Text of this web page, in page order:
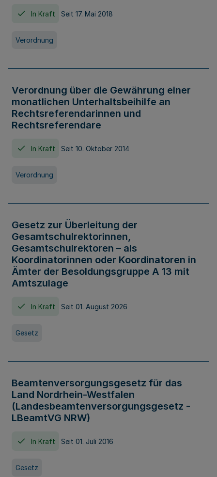
In Kraft Seit 17. Mai 2018
Verordnung
Verordnung über die Gewährung einer
monatlichen Unterhaltsbeihilfe an
Rechtsreferendarinnen und
Rechtsreferendare
In Kraft Seit 10. Oktober 2014
Verordnung
Gesetz zur Überleitung der
Gesamtschulrektorinnen,
Gesamtschulrektoren – als
Koordinatorinnen oder Koordinatoren in
Ämter der Besoldungsgruppe A 13 mit
Amtszulage
In Kraft Seit 01. August 2026
Gesetz
Beamtenversorgungsgesetz für das
Land Nordrhein-Westfalen
(Landesbeamtenversorgungsgesetz -
LBeamtVG NRW)
In Kraft Seit 01. Juli 2016
Gesetz